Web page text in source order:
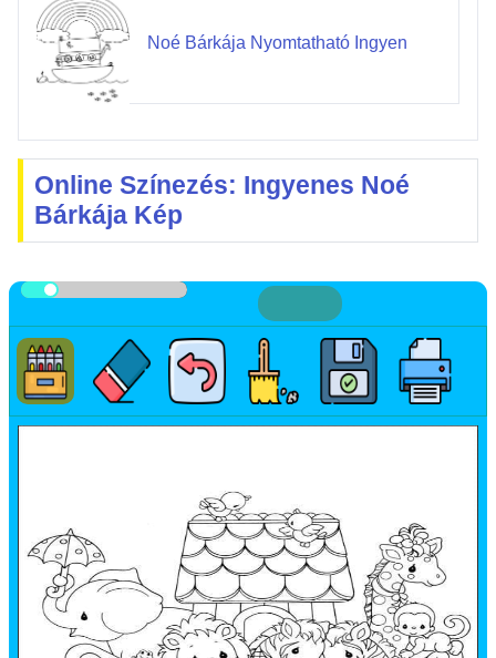
Noé Bárkája Nyomtatható Ingyen
Online Színezés: Ingyenes Noé
Bárkája Kép